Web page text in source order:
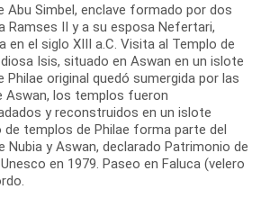
Abu Simbel, enclave formado por dos
Ramses II y a su esposa Nefertari,
en el siglo XIII a.C. Visita al Templo de
Isis, situado en Aswan en un islote
Philae original quedó sumergida por las
Aswan, los templos fueron
y reconstruidos en un islote
de templos de Philae forma parte del
Nubia y Aswan, declarado Patrimonio de
en 1979. Paseo en Faluca (velero